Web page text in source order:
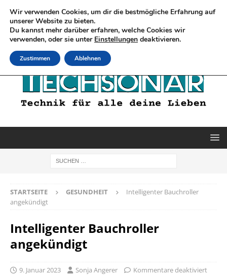
STARTSEITE GESUNDHEIT
Intelligenter Bauchroller
angekündigt
Intelligenter Bauchroller
angekündigt
9. Januar 2023 Sonja Angerer Kommentare deaktiviert
Wir verwenden Cookies, um dir die bestmögliche Erfahrung auf
unserer Website zu bieten.
Du kannst mehr darüber erfahren, welche Cookies wir
verwenden, oder sie unter Einstellungen deaktivieren.
Zustimmen Ablehnen